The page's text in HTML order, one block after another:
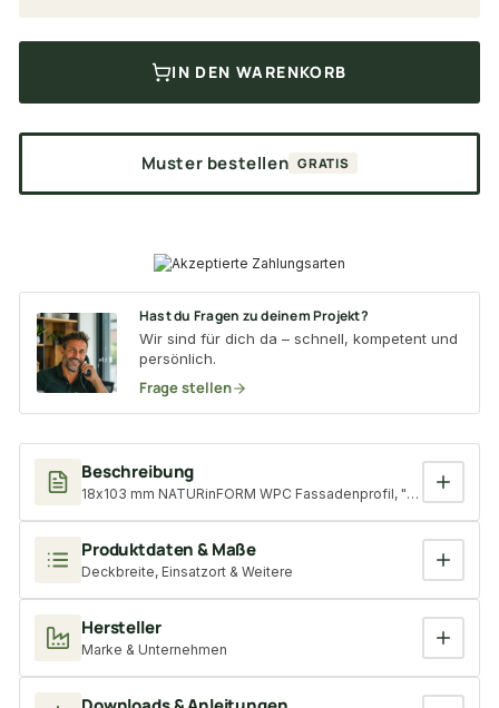
Beschreibung
18x103 mm NATURinFORM WPC Fassadenprofil, "Die
Produktdaten & Maße
Deckbreite, Einsatzort & Weitere
Hersteller
Marke & Unternehmen
IN DEN WARENKORB
Muster bestellen GRATIS
Hast du Fragen zu deinem Projekt?
Wir sind für dich da – schnell, kompetent und
persönlich.
Frage stellen